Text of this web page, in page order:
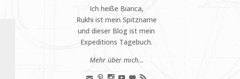
Ich heiße Bianca,
Rukhi ist mein Spitzname
und dieser Blog ist mein
Expeditions Tagebuch.
Mehr über mich…